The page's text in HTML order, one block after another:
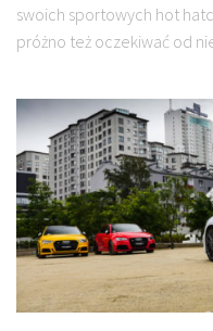
swoich sportowych hot
próżno też oczekiwać od